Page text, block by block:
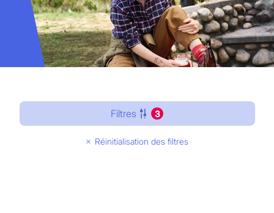
Filtres 3
Réinitialisation des filtres